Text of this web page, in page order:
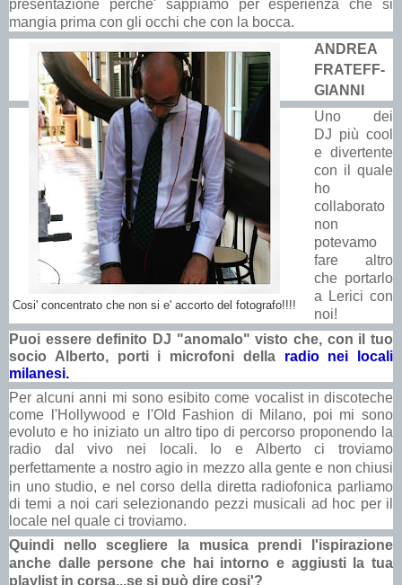
presentazione perche' sappiamo per esperienza che si
mangia prima con gli occhi che con la bocca.
Cosi' concentrato che non si e' accorto del fotografo!!!!
ANDREA
FRATEFF-
GIANNI
Uno dei
DJ più cool
e divertente
con il quale
ho
collaborato
non
potevamo
fare altro
che portarlo
a Lerici con
noi!
Puoi essere definito DJ "anomalo" visto che, con il tuo
socio Alberto,porti i microfoni della radio nei locali
milanesi.
Per alcuni anni mi sono esibito come vocalist in discoteche
come l'Hollywood e l'Old Fashion di Milano, poi mi sono
evoluto e ho iniziato un altro tipo di percorso proponendo la
radio dal vivo nei locali. Io e Alberto ci troviamo
perfettamente a nostro agio in mezzo alla gente e non chiusi
in uno studio, e nel corso della diretta radiofonica parliamo
di temi a noi cari selezionando pezzi musicali ad hoc per il
locale nel quale ci troviamo.
Quindi nello scegliere la musica prendi l'ispirazione
anche dalle persone che hai intorno e aggiusti la tua
playlist in corsa...se si può dire cosi'?